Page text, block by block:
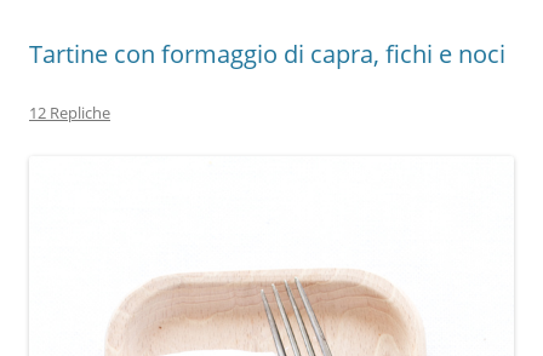
Tartine con formaggio di capra, fichi e noci
12 Repliche